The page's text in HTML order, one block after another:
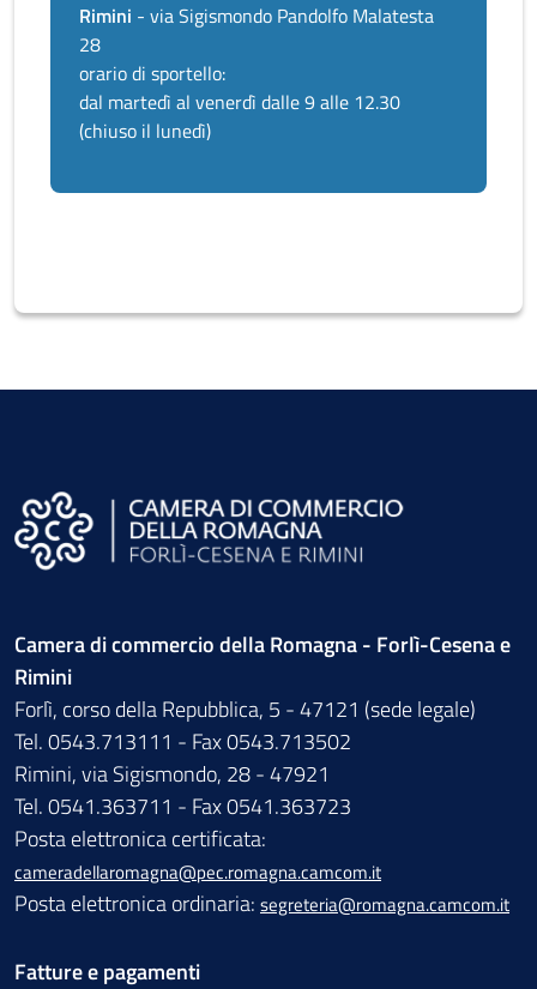
Rimini - via Sigismondo Pandolfo Malatesta
28
orario di sportello:
dal martedì al venerdì dalle 9 alle 12.30
(chiuso il lunedì)
Camera di commercio della Romagna - Forlì-Cesena e
Rimini
Forlì, corso della Repubblica, 5 - 47121 (sede legale)
Tel. 0543.713111 - Fax 0543.713502
Rimini, via Sigismondo, 28 - 47921
Tel. 0541.363711 - Fax 0541.363723
Posta elettronica certificata:
cameradellaromagna@pec.romagna.camcom.it
Posta elettronica ordinaria: segreteria@romagna.camcom.it
Fatture e pagamenti